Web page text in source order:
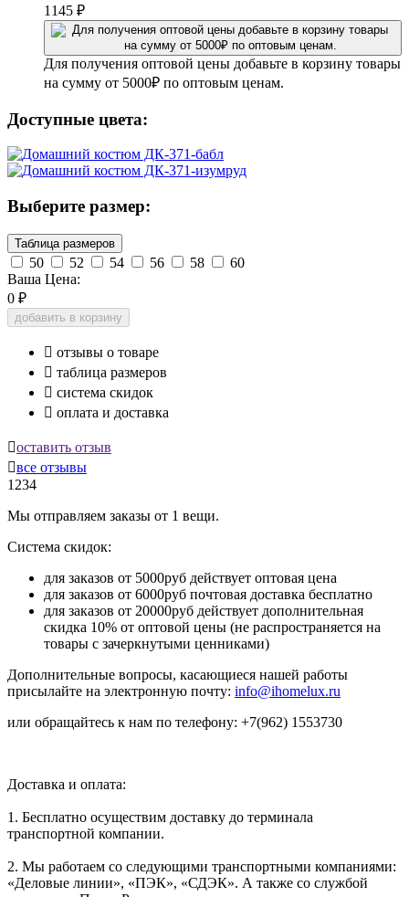
1145 ₽
Для получения оптовой цены добавьте в корзину товары
на сумму от 5000₽ по оптовым ценам.
Доступные цвета:
Выберите размер:
Таблица размеров
50 52 54 56 58
60
Ваша Цена:
0 ₽
добавить в корзину
 отзывы о товаре
 таблица размеров
 система скидок
 оплата и доставка
оставить отзыв
все отзывы
1234
Мы отправляем заказы от 1 вещи.
Система скидок:
для заказов от 5000руб действует оптовая цена
для заказов от 6000руб почтовая доставка бесплатно
для заказов от 20000руб действует дополнительная
скидка 10% от оптовой цены (не распространяется на
товары с зачеркнутыми ценниками)
Дополнительные вопросы, касающиеся нашей работы
присылайте на электронную почту: info@ihomelux.ru
или обращайтесь к нам по телефону: +7(962) 1553730
Доставка и оплата:
1. Бесплатно осуществим доставку до терминала
транспортной компании.
2. Мы работаем со следующими транспортными компаниями:
«Деловые линии», «ПЭК», «СДЭК». А также со службой